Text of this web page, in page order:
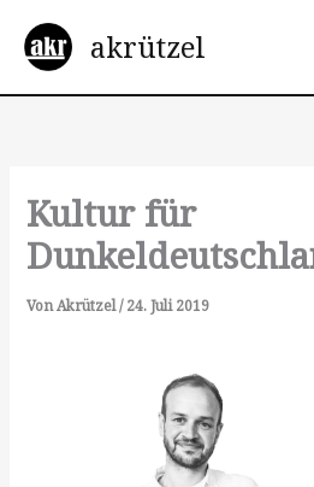
Inhalt
springen
akrützel
Kultur für
VonAkrützel/24. Juli 2019